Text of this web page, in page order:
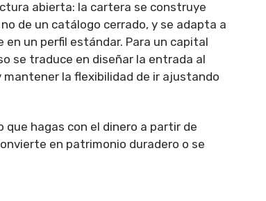
abierta: la cartera se construye
de un catálogo cerrado, y se adapta a
un perfil estándar. Para un capital
se traduce en diseñar la entrada al
la flexibilidad de ir ajustando
hagas con el dinero a partir de
en patrimonio duradero o se